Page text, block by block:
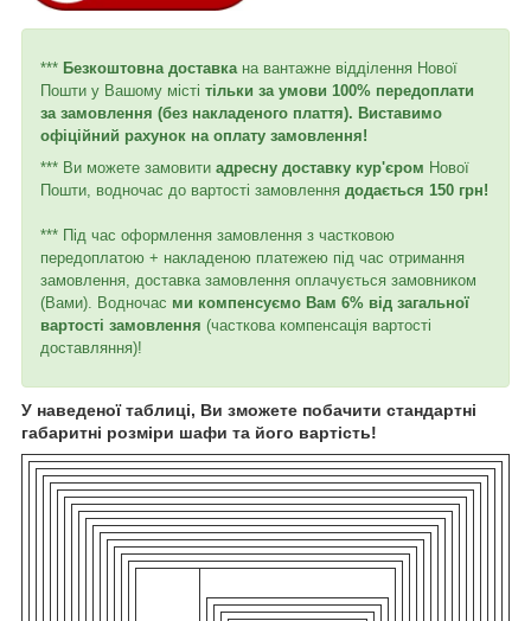
*** Безкоштовна доставкана вантажне відділення Нової
Пошти у Вашому місті тільки за умови 100% передоплати
за замовлення (без накладеного плаття). Виставимо
офіційний рахунок на оплату замовлення!
*** Ви можете замовити адресну доставку кур'єром Нової
Пошти, водночас до вартості замовлення додається 150 грн!
*** Під час оформлення замовлення з частковою
передоплатою + накладеною платежею під час отримання
замовлення, доставка замовлення оплачується замовником
(Вами). Водночас ми компенсуємо Вам 6% від загальної
вартості замовлення (часткова компенсація вартості
доставляння)!
У наведеної таблиці, Ви зможете побачити стандартні
габаритні розміри шафи та його вартість!